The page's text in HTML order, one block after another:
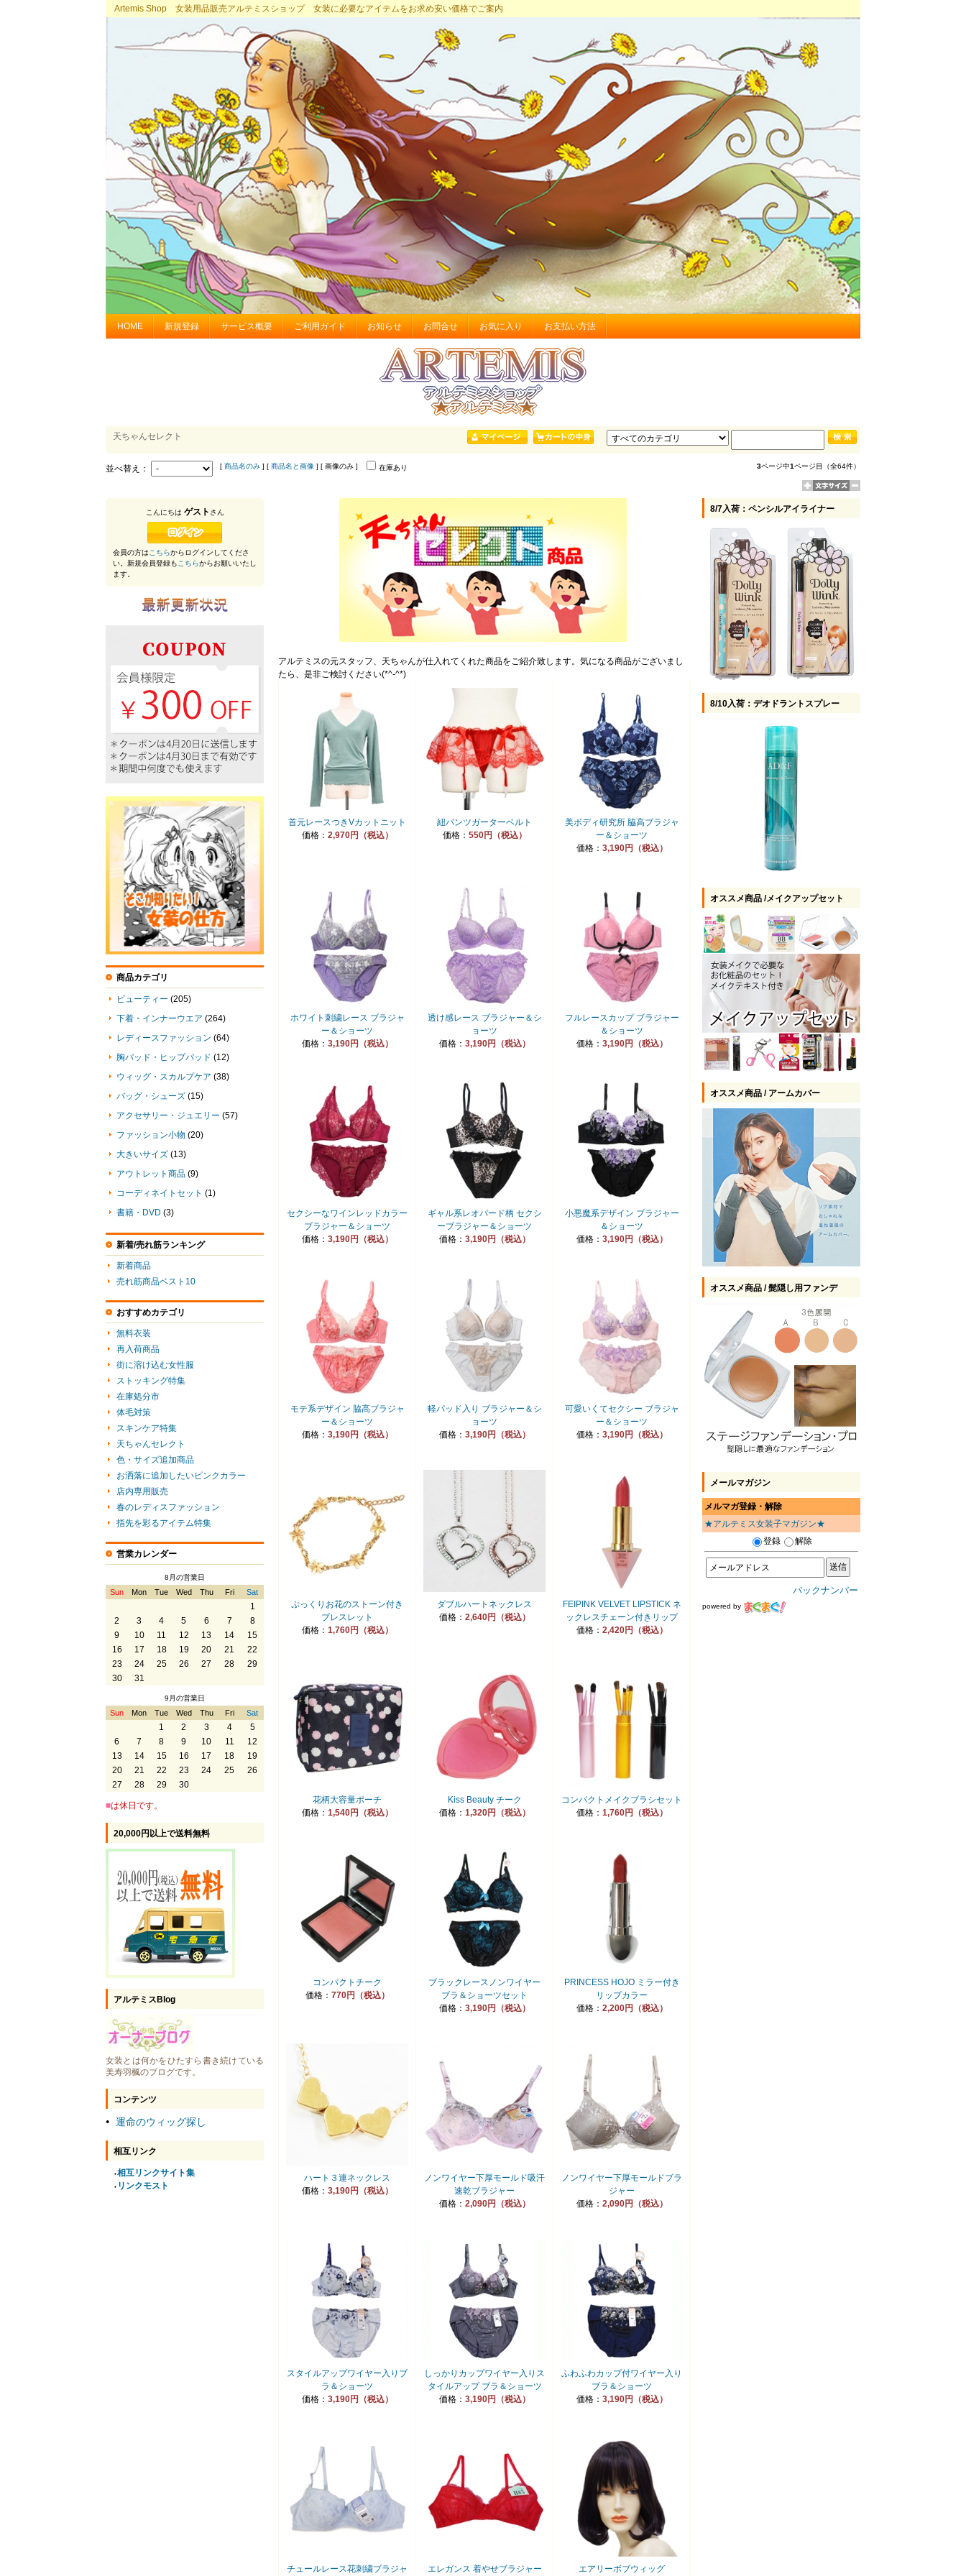
Artemis Shop 女装用品販売アルテミスショップ 女装に必要なアイテムをお求め安い価格でご案内
HOME 新規登録 サービス概要 ご利用ガイド お知らせ お問合せ お気に入り お支払い方法
天ちゃんセレクト
並べ替え： [ 商品名のみ ] [ 商品名と画像 ] [ 画像のみ ] 在庫あり 3ページ中1ページ目（全64件）
アルテミスの元スタッフ、天ちゃんが仕入れてくれた商品をご紹介致します。気になる商品がございまし
たら、是非ご検討ください(*^-^*)
首元レースつきVカットニット
価格： 2,970円（税込）
紐パンツガーターベルト
価格： 550円（税込）
美ボディ研究所 脇高ブラジャ
ー＆ショーツ
価格： 3,190円（税込）
ホワイト刺繍レース ブラジャ
ー＆ショーツ
価格： 3,190円（税込）
透け感レース ブラジャー＆シ
ョーツ
価格： 3,190円（税込）
フルレースカップ ブラジャー
＆ショーツ
価格： 3,190円（税込）
セクシーなワインレッドカラー
ブラジャー＆ショーツ
価格： 3,190円（税込）
ギャル系レオパード柄 セクシ
ーブラジャー＆ショーツ
価格： 3,190円（税込）
小悪魔系デザイン ブラジャー
＆ショーツ
価格： 3,190円（税込）
モテ系デザイン 脇高ブラジャ
ー＆ショーツ
価格： 3,190円（税込）
軽パッド入り ブラジャー＆シ
ョーツ
価格： 3,190円（税込）
可愛いくてセクシー ブラジャ
ー＆ショーツ
価格： 3,190円（税込）
ぷっくりお花のストーン付き
ブレスレット
価格： 1,760円（税込）
ダブルハートネックレス
価格： 2,640円（税込）
FEIPINK VELVET LIPSTICK ネ
ックレスチェーン付きリップ
価格： 2,420円（税込）
花柄大容量ポーチ
価格： 1,540円（税込）
Kiss Beauty チーク
価格： 1,320円（税込）
コンパクトメイクブラシセット
価格： 1,760円（税込）
コンパクトチーク
価格： 770円（税込）
ブラックレースノンワイヤー
ブラ＆ショーツセット
価格： 3,190円（税込）
PRINCESS HOJO ミラー付き
リップカラー
価格： 2,200円（税込）
ハート３連ネックレス
価格： 3,190円（税込）
ノンワイヤー下厚モールド吸汗
速乾ブラジャー
価格： 2,090円（税込）
ノンワイヤー下厚モールドブラ
ジャー
価格： 2,090円（税込）
スタイルアップワイヤー入りブ
ラ＆ショーツ
価格： 3,190円（税込）
しっかりカップワイヤー入りス
タイルアップ ブラ＆ショーツ
価格： 3,190円（税込）
ふわふわカップ付ワイヤー入り
ブラ＆ショーツ
価格： 3,190円（税込）
チュールレース花刺繍ブラジャ エレガンス 着やせブラジャー エアリーボブウィッグ
こんにちは ゲスト さん
会員の方はこちらからログインしてくださ
い。新規会員登録もこちらからお願いいたし
ます。
商品カテゴリ
ビューティー (205)
下着・インナーウエア (264)
レディースファッション (64)
胸パッド・ヒップパッド (12)
ウィッグ・スカルプケア (38)
バッグ・シューズ (15)
アクセサリー・ジュエリー (57)
ファッション小物 (20)
大きいサイズ (13)
アウトレット商品 (9)
コーディネイトセット (1)
書籍・DVD (3)
新着/売れ筋ランキング
新着商品
売れ筋商品ベスト10
おすすめカテゴリ
無料衣装
再入荷商品
街に溶け込む女性服
ストッキング特集
在庫処分市
体毛対策
スキンケア特集
天ちゃんセレクト
色・サイズ追加商品
お洒落に追加したいピンクカラー
店内専用販売
春のレディスファッション
指先を彩るアイテム特集
営業カレンダー
8月の営業日
Sun Mon Tue Wed Thu Fri Sat
1
2
3 4 5 6 7
8
9
10 11 12 13 14
15
16
17 18 19 20 21
22
23
24 25 26 27 28
29
30
31
9月の営業日
Sun Mon Tue Wed Thu Fri Sat
1 2 3 4
5
6
7 8 9 10 11
12
13
14 15 16 17 18
19
20
21 22 23 24 25
26
27
28 29 30
■は休日です。
20,000円以上で送料無料
アルテミスBlog
女装とは何かをひたすら書き続けている
美寿羽楓のブログです。
コンテンツ
● 運命のウィッグ探し
相互リンク
●相互リンクサイト集
● リンクモスト
8/7入荷：ペンシルアイライナー
8/10入荷：デオドラントスプレー
オススメ商品 /メイクアップセット
オススメ商品 / アームカバー
オススメ商品 / 髭隠し用ファンデ
メールマガジン
メルマガ登録・解除
★アルテミス女装子マガジン★
登録
解除
バックナンバー
powered by